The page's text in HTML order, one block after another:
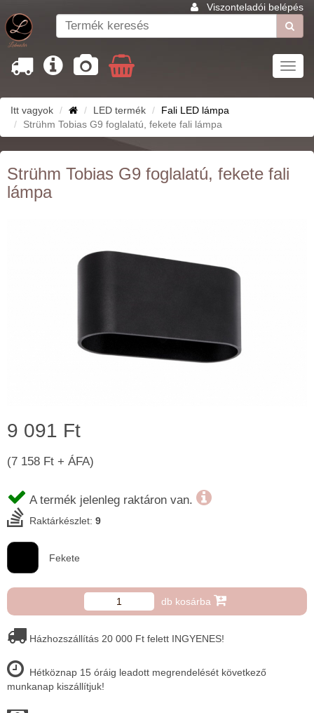
Viszonteladói belépés
Itt vagyok LED termék
Fali LED lámpa
Strühm Tobias G9 foglalatú, fekete fali lámpa
Strühm Tobias G9 foglalatú, fekete fali
lámpa
9 091 Ft
(7 158 Ft + ÁFA)
A termék jelenleg raktáron van.
Raktárkészlet: 9
Fekete
db kosárba
Házhozszállítás 20 000 Ft felett INGYENES!
Hétköznap 15 óráig leadott megrendelését következő
munkanap kiszállítjuk!